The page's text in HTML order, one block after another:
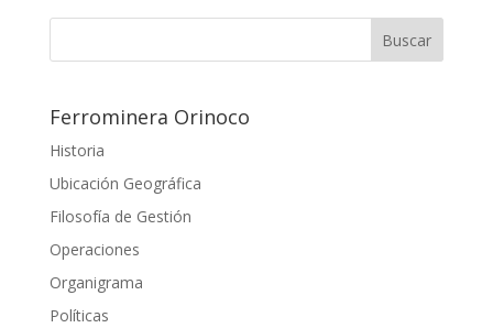
Ferrominera Orinoco
Historia
Ubicación Geográfica
Filosofía de Gestión
Operaciones
Organigrama
Políticas